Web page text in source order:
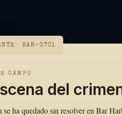
· BAR-0701
CAMPO
del
ha quedado sin resolver en Bar